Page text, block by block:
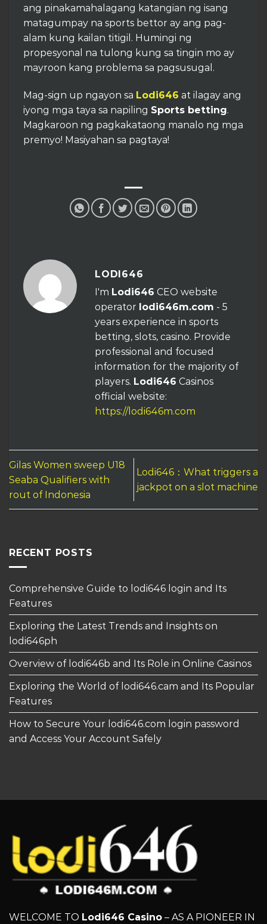
ang pinakamahalagang katangian ng isang
matagumpay na sports bettor ay ang pag-
alam kung kailan titigil. Humingi ng
propesyonal na tulong kung sa tingin mo ay
mayroon kang problema sa pagsusugal.
Mag-sign up ngayon sa Lodi646 at ilagay ang
iyong mga taya sa napiling Sports betting.
Magkaroon ng pagkakataong manalo ng mga
premyo! Masiyahan sa pagtaya!
LODI646
I'm Lodi646 CEO website
operator lodi646m.com - 5
years experience in sports
betting, slots, casino. Provide
professional and focused
information for the majority of
players. Lodi646 Casinos
official website:
https://lodi646m.com
Gilas Women sweep U18
Seaba Qualifiers with
rout of Indonesia
Lodi646：What triggers a
jackpot on a slot machine
RECENT POSTS
Comprehensive Guide to lodi646 login and Its
Features
Exploring the Latest Trends and Insights on
lodi646ph
Overview of lodi646b and Its Role in Online Casinos
Exploring the World of lodi646.cam and Its Popular
Features
How to Secure Your lodi646.com login password
and Access Your Account Safely
WELCOME TO Lodi646 Casino – AS A PIONEER IN